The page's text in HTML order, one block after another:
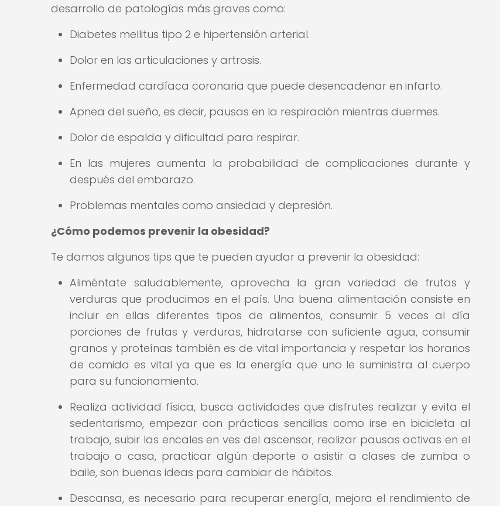
desarrollo de patologías más graves como:
Diabetes mellitus tipo 2 e hipertensión arterial.
Dolor en las articulaciones y artrosis.
Enfermedad cardíaca coronaria que puede desencadenar en infarto.
Apnea del sueño, es decir, pausas en la respiración mientras duermes.
Dolor de espalda y dificultad para respirar.
En las mujeres aumenta la probabilidad de complicaciones durante y
después del embarazo.
Problemas mentales como ansiedad y depresión.
¿Cómo podemos prevenir la obesidad?
Te damos algunos tips que te pueden ayudar a prevenir la obesidad:
Aliméntate saludablemente, aprovecha la gran variedad de frutas y
verduras que producimos en el país. Una buena alimentación consiste en
incluir en ellas diferentes tipos de alimentos, consumir 5 veces al día
porciones de frutas y verduras, hidratarse con suficiente agua, consumir
granos y proteínas también es de vital importancia y respetar los horarios
de comida es vital ya que es la energía que uno le suministra al cuerpo
para su funcionamiento.
Realiza actividad física, busca actividades que disfrutes realizar y evita el
sedentarismo, empezar con prácticas sencillas como irse en bicicleta al
trabajo, subir las encales en ves del ascensor, realizar pausas activas en el
trabajo o casa, practicar algún deporte o asistir a clases de zumba o
baile, son buenas ideas para cambiar de hábitos.
Descansa, es necesario para recuperar energía, mejora el rendimiento de